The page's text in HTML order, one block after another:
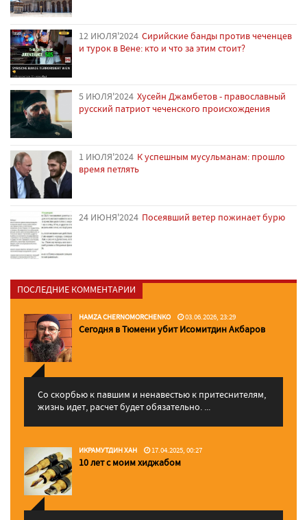
12 ИЮЛЯ'2024 Сирийские банды против чеченцев
и турок в Вене: кто и что за этим стоит?
5 ИЮЛЯ'2024 Хусейн Джамбетов - православный
русский патриот чеченского происхождения
1 ИЮЛЯ'2024 К успешным мусульманам: прошло
время петлять
24 ИЮНЯ'2024 Посеявший ветер пожинает бурю
ПОСЛЕДНИЕ КОММЕНТАРИИ
HAMZA CHERNOMORCHENKO 03.06.2026, 23:29
Сегодня в Тюмени убит Исомитдин Акбаров
Со скорбью к павшим и ненавестью к притеснителям,
жизнь идет, расчет будет обязательно. ...
ИКРАМУТДИН ХАН 17.04.2025, 00:27
10 лет с моим хиджабом